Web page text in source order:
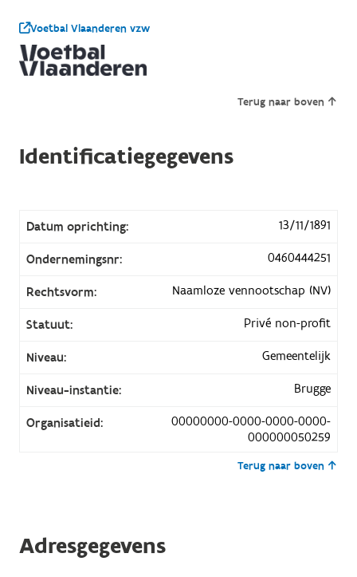
Voetbal Vlaanderen vzw
Terug naar boven
Identificatiegegevens
Datum oprichting: 13/11/1891
Ondernemingsnr: 0460444251
Rechtsvorm: Naamloze vennootschap (NV)
Statuut: Privé non-profit
Niveau: Gemeentelijk
Niveau-instantie: Brugge
Organisatieid:
00000000-0000-0000-0000-
000000050259
Terug naar boven
Adresgegevens